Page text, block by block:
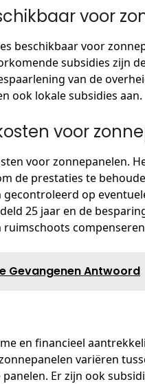
voor
beschikbaar voor
subsidies zijn
van de
ook lokale subsidies aan.
voor
voor zonnepanelen.
de prestaties te
op
25 jaar en de
Gevangenen Antwoord
en financieel
variëren
Er zijn ook